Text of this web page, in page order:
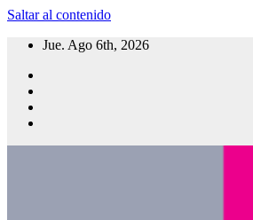
Saltar al contenido
Jue. Ago 6th, 2026